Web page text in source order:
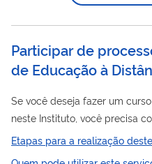
Participar de
de Educação à
Se você deseja fazer um
neste Instituto, você precisa
deste serviço.
Etapas para a realização